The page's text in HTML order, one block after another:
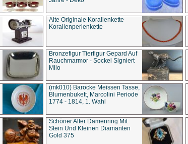
Alte Originale Korallenkette
Korallenperlenkette
Bronzefigur Tierfigur Gepard Auf
Rauchmarmor - Sockel Signiert
Milo
(mk010) Barocke Meissen Tasse,
Blumenbukett, Marcolini Periode
1774 - 1814, 1. Wahl
Schöner Alter Damenring Mit
Stein Und Kleinen Diamanten
Gold 375